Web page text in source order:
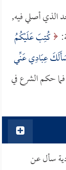
الذي أصلي فيه,
كُتِبَ عَلَيْكُمُ
عِبَادِي عَنِّي
فما حكم الشرع في
سأل عن